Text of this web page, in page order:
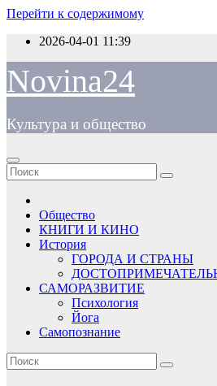
Перейти к содержимому
2026-04-01 11:39
Novina24
Культура и общество
Общество
КНИГИ И КИНО
История
ГОРОДА И СТРАНЫ
САМОРАЗВИТИЕ
Психология
Йога
Самопознание